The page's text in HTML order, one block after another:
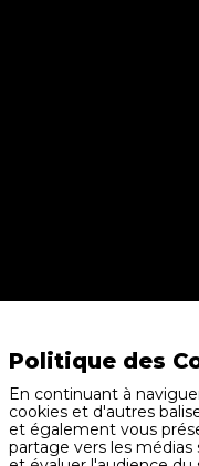
SUCCURSALE À GLAND:
SFA Fournitures Auto
Politique des
En continuant à
cookies et d'autres
et également vous
partage vers les médias